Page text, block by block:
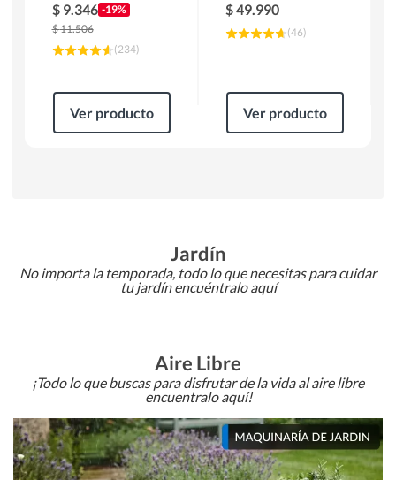
$ 9.346 -19%
$11.506
(234)
Ver producto
$49.990
(46)
Ver producto
Jardín
No importa la temporada, todo lo que necesitas para cuidar
tu jardín encuéntralo aquí
Aire Libre
¡Todo lo que buscas para disfrutar de la vida al aire libre
encuentralo aquí!